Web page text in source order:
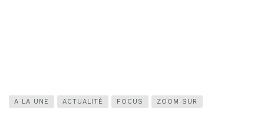
A LA UNE ACTUALITÉ FOCUS ZOOM SUR